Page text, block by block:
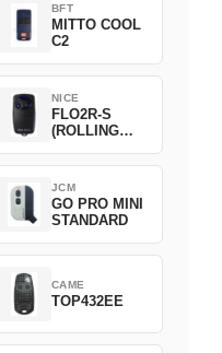
BFT
MITTO COOL
C2
NICE
FLO2R-S
(ROLLING
JCM
GO PRO MINI
STANDARD
CAME
TOP432EE